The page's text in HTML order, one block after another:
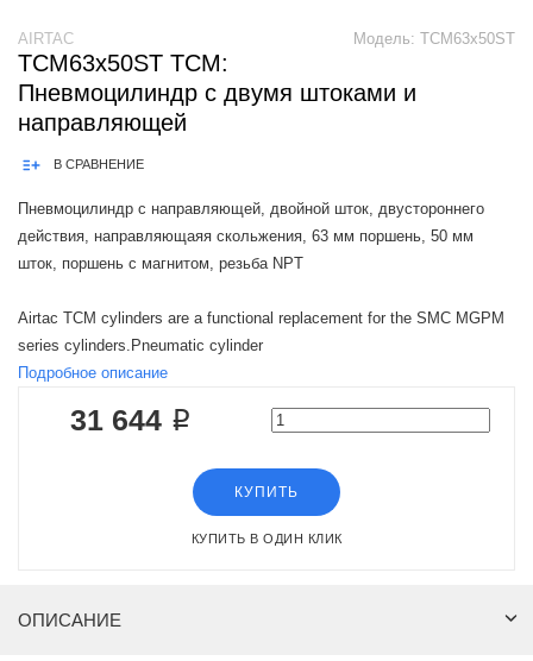
Модель: TCM63x50ST
AIRTAC
TCM63x50ST TCM:
Пневмоцилиндр с двумя штоками и
направляющей
В СРАВНЕНИЕ
Пневмоцилиндр с направляющей, двойной шток, двустороннего
действия, направляющаяя скольжения, 63 мм поршень, 50 мм
шток, поршень с магнитом, резьба NPT
Airtac TCM cylinders are a functional replacement for the SMC MGPM
series cylinders.Pneumatic cylinder
Подробное описание
31 644 ₽
КУПИТЬ
КУПИТЬ В ОДИН КЛИК
ОПИСАНИЕ